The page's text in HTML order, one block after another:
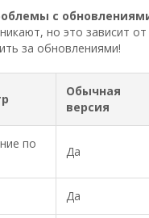
с
но это зависит
за обновлениями!
Обычная
версия
по
Да
Да